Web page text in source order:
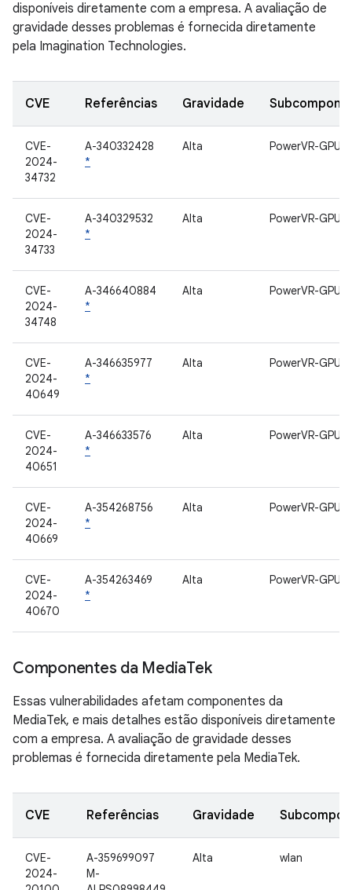
disponíveis diretamente com a empresa. A avaliação de
gravidade desses problemas é fornecida diretamente
pela Imagination Technologies.
CVE Referências Gravidade
CVE-
2024-
34732
A-340332428
*
Alta PowerVR-GPU
CVE-
2024-
34733
A-340329532
*
Alta PowerVR-GPU
CVE-
2024-
34748
A-346640884
*
Alta PowerVR-GPU
CVE-
2024-
40649
A-346635977
*
Alta PowerVR-GPU
CVE-
2024-
40651
A-346633576
*
Alta PowerVR-GPU
CVE-
2024-
40669
A-354268756
*
Alta PowerVR-GPU
CVE-
2024-
40670
A-354263469
*
Alta PowerVR-GPU
Componentes da MediaTek
Essas vulnerabilidades afetam componentes da
MediaTek, e mais detalhes estão disponíveis diretamente
com a empresa. A avaliação de gravidade desses
problemas é fornecida diretamente pela MediaTek.
CVE Referências Gravidade
CVE-
2024-
A-359699097
M-
Alta wlan